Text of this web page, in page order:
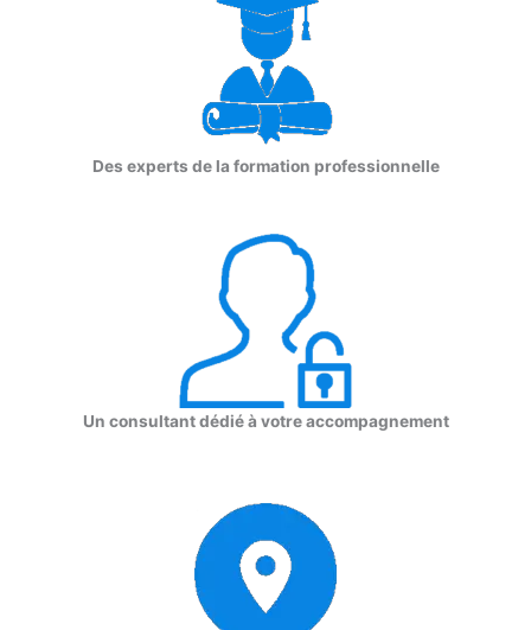
Des experts de la formation professionnelle
Un consultant dédié à votre accompagnement